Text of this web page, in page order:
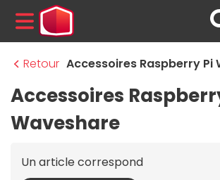
MENU
Retour Accessoires Raspberry Pi
Accessoires
Waveshare
Un article correspond